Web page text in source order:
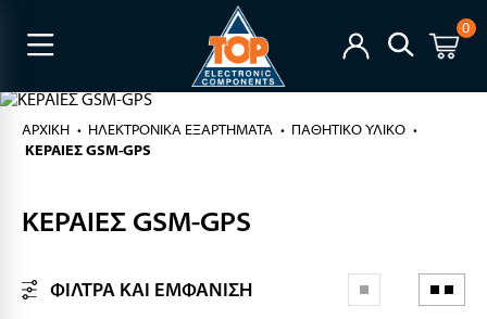
0
ΑΡΧΙΚΉ ΗΛΕΚΤΡΟΝΙΚΑ ΕΞΑΡΤΗΜΑΤΑ
ΠΑΘΗΤΙΚΟ ΥΛΙΚΟ
ΚΕΡΑΙΕΣ GSM-GPS
ΚΕΡΑΙΕΣ GSM-GPS
ΦΙΛΤΡΑ ΚΑΙ ΕΜΦΑΝΙΣΗ